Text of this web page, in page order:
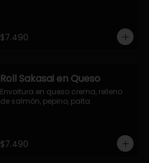
$7.490
Roll Sakasai en Queso
Envoltura en queso crema, relleno
de salmón, pepino, palta.
$7.490